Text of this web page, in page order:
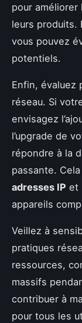
pour
leurs produits.
vous pouvez
potentiels.
Enfin, évaluez
réseau. Si
envisagez
l’upgrade de
répondre à la
passante.
adresses IP et
appareils
Veillez à
pratiques
ressources,
massifs
contribuer à
pour tous les